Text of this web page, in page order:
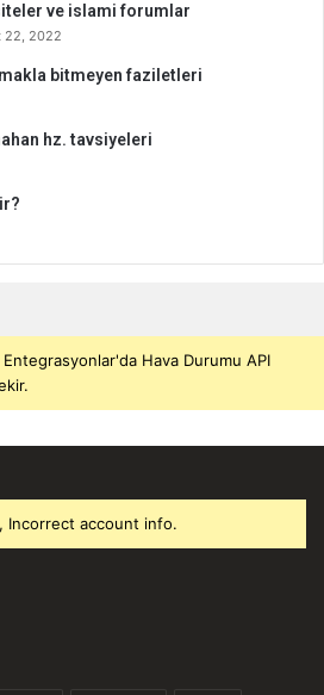
ve islami forumlar
22, 2022
bitmeyen faziletleri
hz. tavsiyeleri
Hava Durumu API
Incorrect account info.